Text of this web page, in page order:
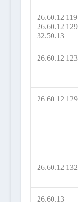
26.60.12.119
26.60.12.129
32.50.13
26.60.12.123
26.60.12.129
26.60.12.132
26.60.13